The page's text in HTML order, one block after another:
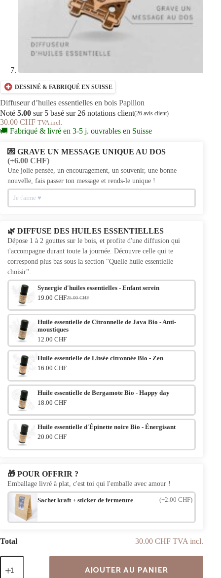
DESSINÉ & FABRIQUÉ EN SUISSE
Diffuseur d’huiles essentielles en bois Papillon
Noté 5.00 sur 5 basé sur 26 notations client(26 avis client)
30.00 CHF TVA incl.
🚚 Fabriqué & livré en 3-5 j. ouvrables en Suisse
💌 GRAVE UN MESSAGE UNIQUE AU DOS
(+6.00 CHF)
Une jolie pensée, un encouragement, un souvenir, une bonne
nouvelle, fais passer ton message et rends-le unique !
🌿 DIFFUSE DES HUILES ESSENTIELLES
Dépose 1 à 2 gouttes sur le bois, et profite d'une diffusion qui
t'accompagne durant toute la journée. Découvre celle qui te
correspond plus bas sous la section "Quelle huile essentielle
choisir".
Synergie d'huiles essentielles - Enfant serein
25.00 CHF
Le prix initial était : 25.00 CHF.
19.00 CHFLe prix actuel est : 19.00 CHF.
Huile essentielle de Citronnelle de Java Bio - Anti-
moustiques
12.00 CHF
Huile essentielle de Litsée citronnée Bio - Zen
16.00 CHF
Huile essentielle de Bergamote Bio - Happy day
18.00 CHF
Huile essentielle d'Épinette noire Bio - Énergisant
20.00 CHF
🎁 POUR OFFRIR ?
Emballage livré à plat, c'est toi qui l'emballe avec amour !
Sachet kraft + sticker de fermeture (+2.00 CHF)
Total 30.00 CHF TVA incl.
quantité
de
AJOUTER AU PANIER